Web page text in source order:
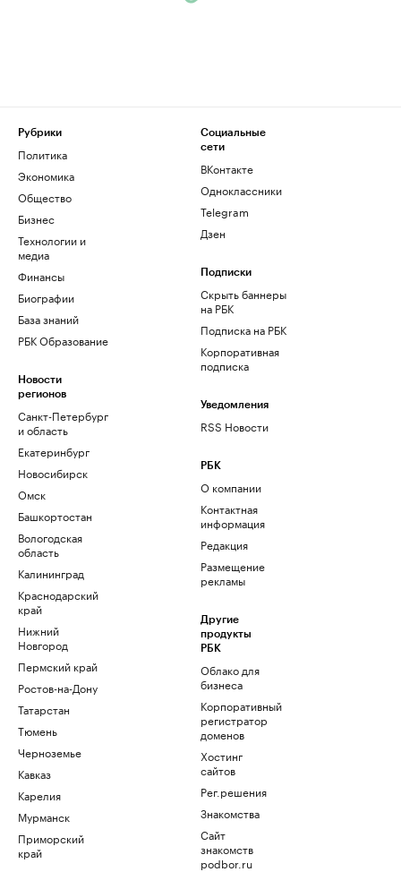
Рубрики
Политика
Экономика
Общество
Бизнес
Технологии и
медиа
Финансы
Биографии
База знаний
РБК Образование
Новости
регионов
Санкт-Петербург
и область
Екатеринбург
Новосибирск
Омск
Башкортостан
Вологодская
область
Калининград
Краснодарский
край
Нижний
Новгород
Пермский край
Ростов-на-Дону
Татарстан
Тюмень
Черноземье
Кавказ
Карелия
Мурманск
Приморский
край
Социальные
сети
ВКонтакте
Одноклассники
Telegram
Дзен
Подписки
Скрыть баннеры
на РБК
Подписка на РБК
Корпоративная
подписка
Уведомления
RSS Новости
РБК
О компании
Контактная
информация
Редакция
Размещение
рекламы
Другие
продукты
РБК
Облако для
бизнеса
Корпоративный
регистратор
доменов
Хостинг
сайтов
Рег.решения
Знакомства
Сайт
знакомств
podbor.ru